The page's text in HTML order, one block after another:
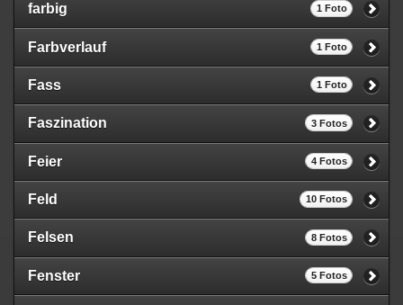
farbig 1 Foto
Farbverlauf 1 Foto
Fass 1 Foto
Faszination 3 Fotos
Feier 4 Fotos
Feld 10 Fotos
Felsen 8 Fotos
Fenster 5 Fotos